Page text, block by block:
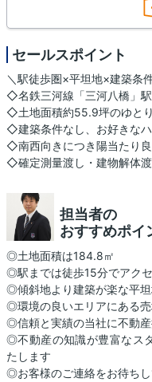
セールスポイント
＼駅徒歩圏×平坦地×建築条
◇名鉄三河線「三河八橋」
◇土地面積約55.9坪のゆと
◇建築条件なし、お好きな
◇南西向きにつき陽当たり
◇確定測量渡し・建物解体
担当者の
おすすめポイ
◎土地面積は184.8㎡
◎駅までは徒歩15分でアク
◎傾斜地より建築が楽な平
◎環境の良いエリアにある
◎信頼と実績の当社に不動
◎不動産の知識が豊富なス
たします
◎お客様のご連絡をお待ち